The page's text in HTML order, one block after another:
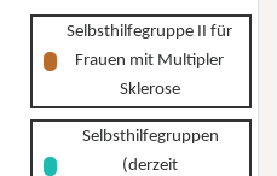
Selbsthilfegruppe II für
Frauen mit Multipler
Sklerose
Selbsthilfegruppen
(derzeit